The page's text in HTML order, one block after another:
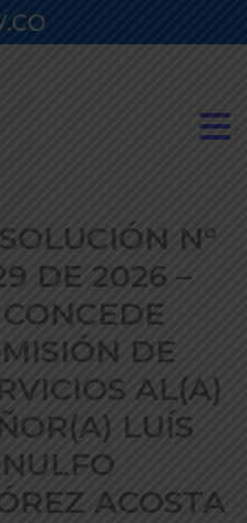
N°
DE 2026 –
DE
AL(A)
LUÍS
ACOSTA